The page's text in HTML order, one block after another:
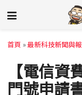
首頁 »最新科技新聞與
【電信
門號申請